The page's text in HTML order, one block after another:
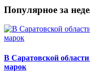
Популярное за
В Саратовской
марок